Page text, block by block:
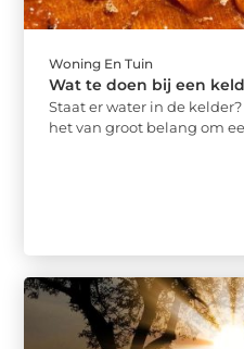
Woning En Tuin
Wat te doen bij een
Staat er water in de
het van groot belang om